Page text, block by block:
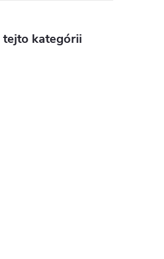
kategórii